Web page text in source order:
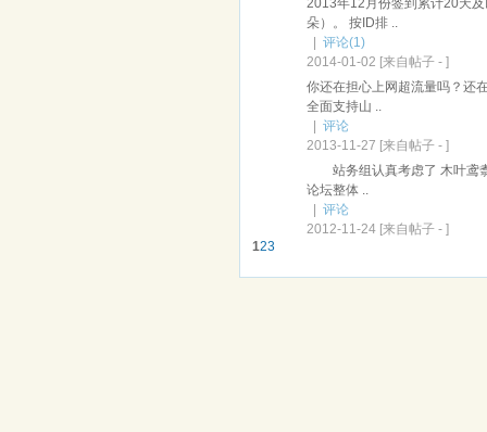
2013年12月份签到累计20天
朵）。 按ID排 ..
| 评论(1)
2014-01-02 [来自帖子 - ]
你还在担心上网超流量吗？还
全面支持山 ..
| 评论
2013-11-27 [来自帖子 - ]
站务组认真考虑了 木叶鸢翥
论坛整体 ..
| 评论
2012-11-24 [来自帖子 - ]
123